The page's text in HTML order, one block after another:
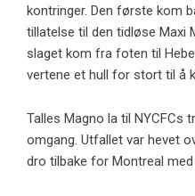
kontringer. Den første kom
tillatelse til den tidløse Maxi
slaget kom fra foten til
vertene et hull for stort til å
Talles Magno la til NYCFCs
omgang. Utfallet var hevet
dro tilbake for Montreal